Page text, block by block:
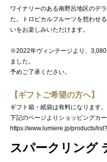
ワイナリーのある南野呂地区のデ
た。トロピカルフルーツを想わせ
いをお楽しみいただけます。
※2022年ヴィンテージより、
ました。
予めご了承ください。
【ギフトご希望の方へ】
ギフト箱・紙袋は有料になります。
下記のページよりショッピングカ
https://www.lumiere.jp/products/
スパークリング